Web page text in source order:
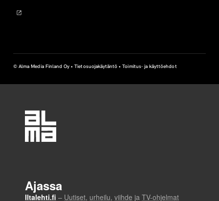
t
u
s
© Alma Media Finland Oy •Tietosuojakäytäntö •Toimitus- ja käyttöehdot